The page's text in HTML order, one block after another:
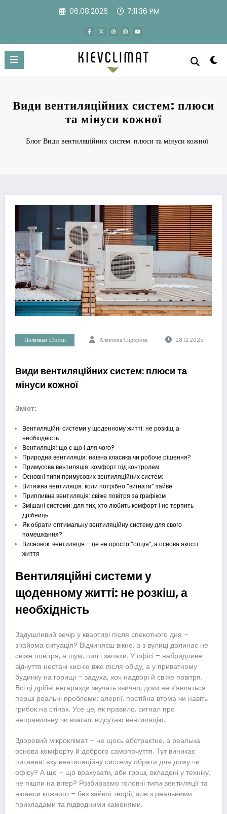
06.08.2026 7:11:37 PM
Види вентиляційних систем: плюси
та мінуси кожної
Блог Види вентиляційних систем: плюси та мінуси кожної
Полезные Статьи Алевтина Сидорова 28.12.2025
Види вентиляційних систем: плюси та
мінуси кожної
Зміст:
Вентиляційні системи у щоденному житті: не розкіш, а
необхідність
Вентиляція: що є що і для чого?
Природна вентиляція: наївна класика чи робоче рішення?
Примусова вентиляція: комфорт під контролем
Основні типи примусових вентиляційних систем:
Витяжна вентиляція: коли потрібно “вигнати” зайве
Припливна вентиляція: свіже повітря за графіком
Змішані системи: для тих, хто любить комфорт і не терпить
дрібниць
Як обрати оптимальну вентиляційну систему для свого
помешкання?
Висновок: вентиляція – це не просто “опція”, а основа якості
життя
Вентиляційні системи у
щоденному житті: не розкіш, а
необхідність
Задушливий вечір у квартирі після спекотного дня –
знайома ситуація? Відчиняєш вікно, а з вулиці долинає не
свіже повітря, а шум, пил і запахи. У офісі – набридливе
відчуття нестачі кисню вже після обіду, а у приватному
будинку на горищі – задуха, хоч надворі й свіже повітря.
Всі ці дрібні негаразди звучать звично, доки не з’являться
перші реальні проблеми: алергії, постійна втома чи навіть
грибок на стінах. Усе це, як правило, сигнал про
неправильну чи взагалі відсутню вентиляцію.
Здоровий мікроклімат – не щось абстрактне, а реальна
основа комфорту й доброго самопочуття. Тут виникає
питання: яку вентиляційну систему обрати для дому чи
офісу? А ще – що врахувати, аби гроші, вкладені у техніку,
не пішли на вітер? Розбираємо головні типи вентиляції та
нюанси кожного – без зайвої теорії, але з реальними
прикладами та підводними каменями.